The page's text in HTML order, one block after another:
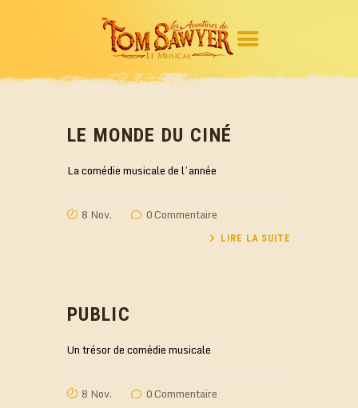
Le spectacle
L’équipe
Actualités
Billetterie
LE MONDE DU CINÉ
La comédie musicale de l’année
8 Nov. 0Commentaire
LIRE LA SUITE
PUBLIC
Un trésor de comédie musicale
8 Nov. 0Commentaire